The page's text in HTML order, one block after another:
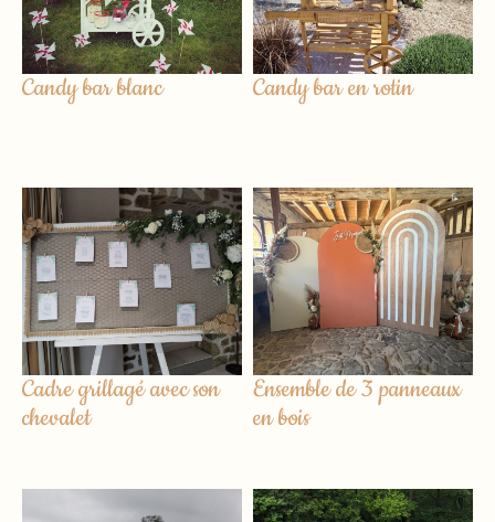
Candy bar blanc Candy bar en rotin
Cadre grillagé avec son
chevalet
Ensemble de 3 panneaux
en bois